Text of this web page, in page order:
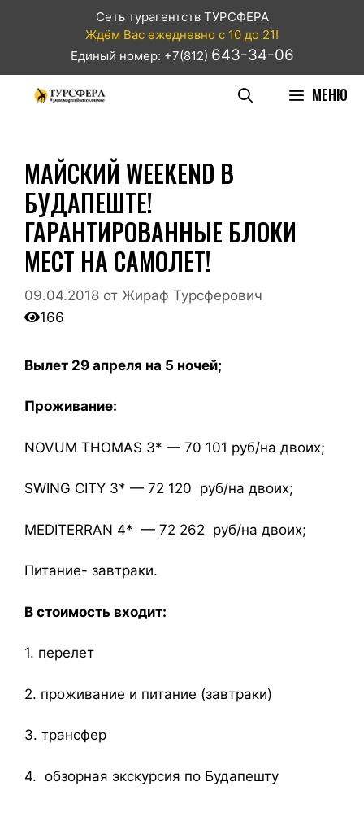
Сеть турагентств ТУРСФЕРА
Ждём Вас ежедневно с 10 до 21!
Единый номер: +7(812) 643-34-06
МЕНЮ
МАЙСКИЙ WEEKEND В
БУДАПЕШТЕ!
ГАРАНТИРОВАННЫЕ БЛОКИ
МЕСТ НА САМОЛЕТ!
09.04.2018 от Жираф Турсферович
166
Вылет 29 апреля на 5 ночей;
Проживание:
NOVUM THOMAS 3* — 70 101 руб/на двоих;
SWING CITY 3* — 72 120 руб/на двоих;
MEDITERRAN 4* — 72 262 руб/на двоих;
Питание- завтраки.
В стоимость входит:
1. перелет
2. проживание и питание (завтраки)
3. трансфер
4. обзорная экскурсия по Будапешту